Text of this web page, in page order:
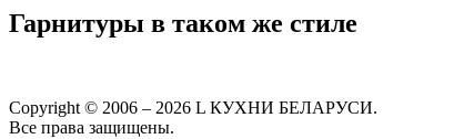
Гарнитуры в таком же стиле
Copyright © 2006 – 2026 L КУХНИ БЕЛАРУСИ.
Все права защищены.